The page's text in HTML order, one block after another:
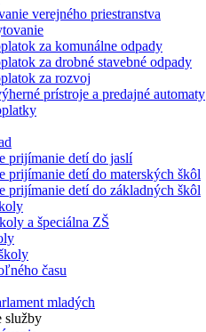
verejného priestranstva
za komunálne odpady
za drobné stavebné odpady
za rozvoj
prístroje a predajné automaty
prijímanie detí do jaslí
prijímanie detí do materských škôl
prijímanie detí do základných škôl
a špeciálna ZŠ
času
mladých
služby